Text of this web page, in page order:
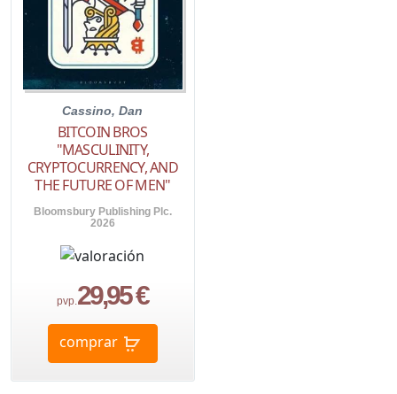
Cassino, Dan
BITCOIN BROS
"MASCULINITY,
CRYPTOCURRENCY, AND
THE FUTURE OF MEN"
Bloomsbury Publishing Plc.
2026
pvp.29,95 €
comprar